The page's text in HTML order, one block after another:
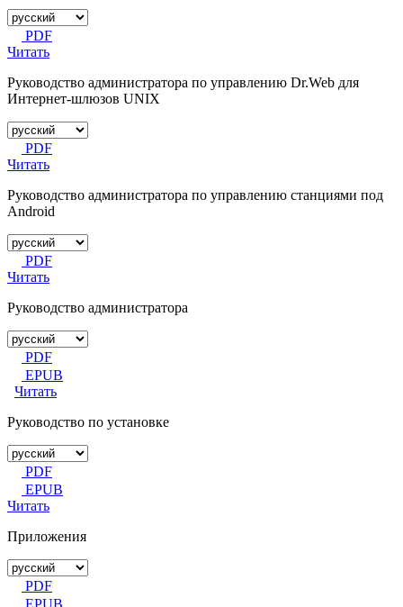
PDF
Читать
Руководство администратора по управлению Dr.Web для
Интернет-шлюзов UNIX
PDF
Читать
Руководство администратора по управлению станциями под
Android
PDF
Читать
Руководство администратора
PDF
EPUB
Читать
Руководство по установке
PDF
EPUB
Читать
Приложения
PDF
EPUB